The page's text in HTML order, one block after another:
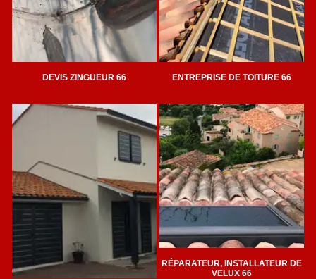
DEVIS ZINGUEUR 66 ENTREPRISE DE TOITURE 66
RÉPARATEUR, INSTALLATEUR DE
VELUX 66